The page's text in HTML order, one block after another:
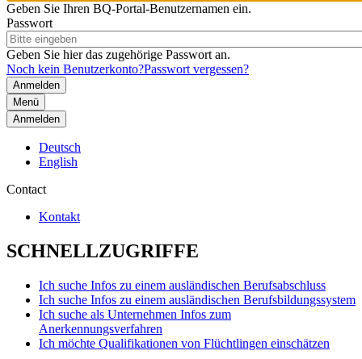
Geben Sie Ihren BQ-Portal-Benutzernamen ein.
Passwort
Geben Sie hier das zugehörige Passwort an.
Noch kein Benutzerkonto?Passwort vergessen?
Menü
Anmelden
Deutsch
English
Contact
Kontakt
SCHNELLZUGRIFFE
Ich suche Infos zu einem ausländischen Berufsabschluss
Ich suche Infos zu einem ausländischen Berufsbildungssystem
Ich suche als Unternehmen Infos zum
Anerkennungsverfahren
Ich möchte Qualifikationen von Flüchtlingen einschätzen